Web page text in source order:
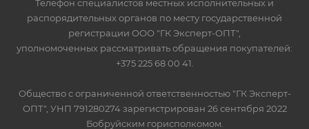
Телефон специалистов местных исполнительных и
распорядительных органов по месту государственной
регистрации ООО "ГК Эксперт-ОПТ",
уполномоченных рассматривать обращения покупателей:
+375 225 68 00 41.
Общество с ограниченной ответственностью "ГК Эксперт-
ОПТ", УНП 791280274 зарегистрирован 26 сентября 2022
Бобруйским горисполкомом.